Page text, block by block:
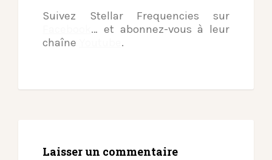
Suivez Stellar Frequencies sur
… et abonnez-vous à leur
chaîne
.
Laisser un commentaire